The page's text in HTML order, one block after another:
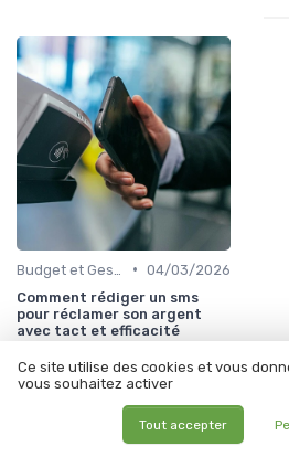
• 04/03/2026
Comment rédiger un sms
pour réclamer son argent
avec tact et efficacité
À lire aussi
Ce site utilise des cookies et vous
vous souhaitez activer
Tout accepter